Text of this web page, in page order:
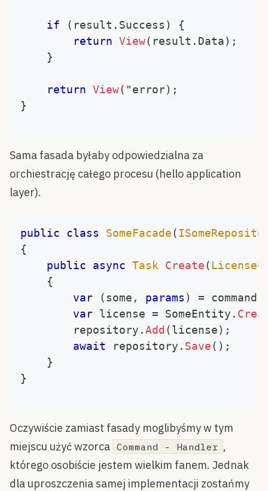
if ( result . Success )
{
return View( result . Data) ;
}
return View( "error) ;
}
Sama fasada byłaby odpowiedzialna za
orchiestrację całego procesu (hello application
layer).
public class SomeFacade(
{
public
async Task Create(
{
var
(some , params ) = command
var license = SomeEntity .
		repository
.Add(license) ;
await repository . Save( ) ;
}
}
Oczywiście zamiast fasady moglibyśmy w tym
miejscu użyć wzorca Command - Handler ,
którego osobiście jestem wielkim fanem. Jednak
dla uproszczenia samej implementacji zostańmy